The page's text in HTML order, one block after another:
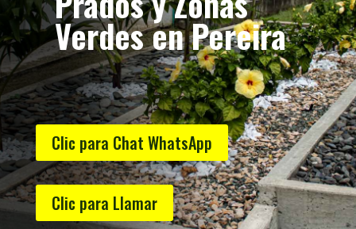
Verdes en Pereira
Clic para Chat WhatsApp
Clic para Llamar